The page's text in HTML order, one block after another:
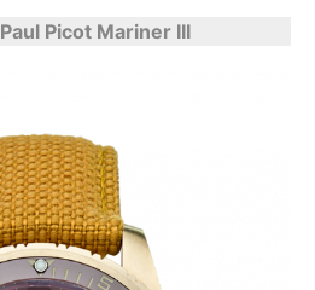
Paul Picot Mariner III